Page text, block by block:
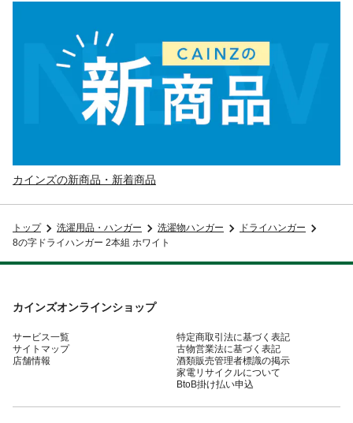
カインズの新商品・新着商品
トップ 洗濯用品・ハンガー 洗濯物ハンガー
ドライハンガー
8の字ドライハンガー 2本組 ホワイト
カインズオンラインショップ
サービス一覧
サイトマップ
店舗情報
特定商取引法に基づく表記
古物営業法に基づく表記
酒類販売管理者標識の掲示
家電リサイクルについて
BtoB掛け払い申込